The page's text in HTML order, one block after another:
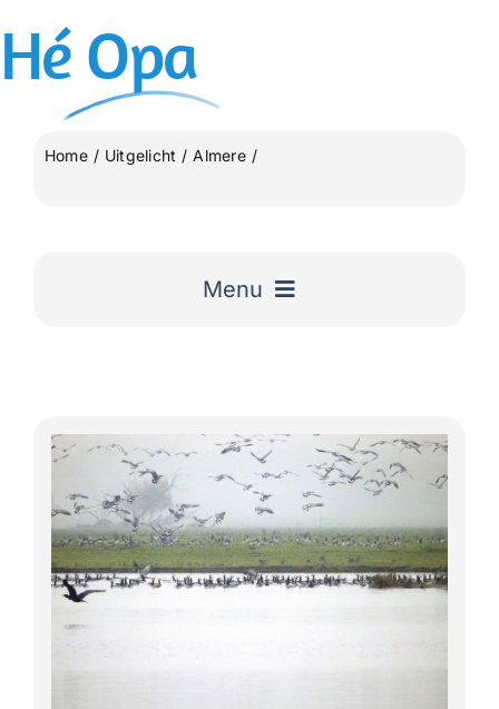
inhoud
Hé Opa
Home Uitgelicht
Almere
Menu
Uitgelicht
Lange Afstand Wandeltochten
Meerdaagse tochten
Buitenlandse Wandelingen